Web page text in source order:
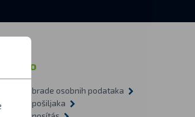
Ostalo
Načela obrade osobnih podataka
pošiljaka